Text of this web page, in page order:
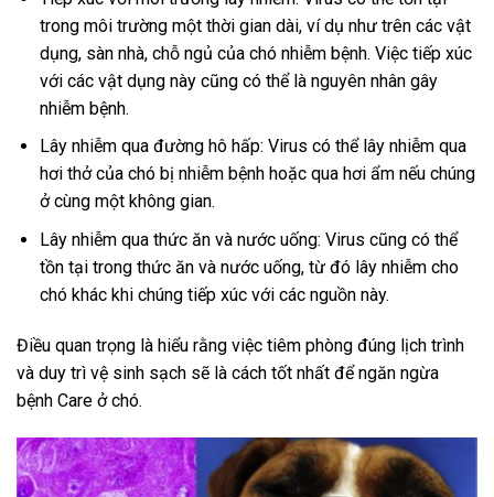
trong môi trường một thời gian dài, ví dụ như trên các vật
dụng, sàn nhà, chỗ ngủ của chó nhiễm bệnh. Việc tiếp xúc
với các vật dụng này cũng có thể là nguyên nhân gây
nhiễm bệnh.
Lây nhiễm qua đường hô hấp: Virus có thể lây nhiễm qua
hơi thở của chó bị nhiễm bệnh hoặc qua hơi ẩm nếu chúng
ở cùng một không gian.
Lây nhiễm qua thức ăn và nước uống: Virus cũng có thể
tồn tại trong thức ăn và nước uống, từ đó lây nhiễm cho
chó khác khi chúng tiếp xúc với các nguồn này.
Điều quan trọng là hiểu rằng việc tiêm phòng đúng lịch trình
và duy trì vệ sinh sạch sẽ là cách tốt nhất để ngăn ngừa
bệnh Care ở chó.